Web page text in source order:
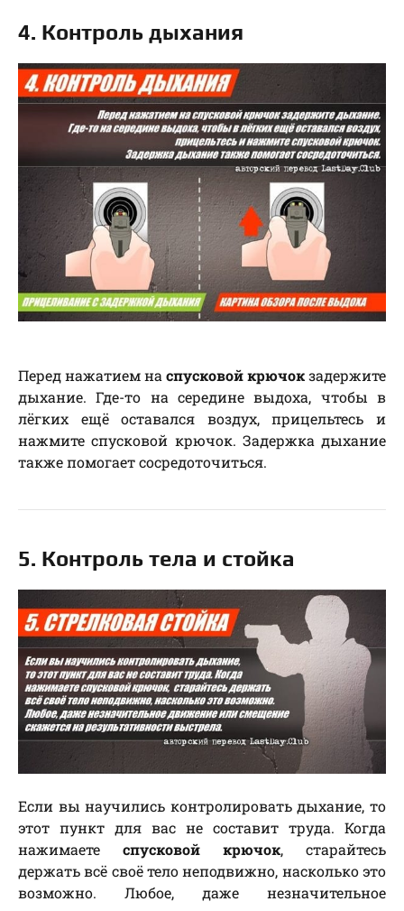
4. Контроль дыхания
Перед нажатием на спусковой крючокзадержите
дыхание. Где-то на середине выдоха, чтобы в
лёгких ещё оставался воздух, прицельтесь и
нажмите спусковой крючок. Задержка дыхание
также помогает сосредоточиться.
5. Контроль тела и стойка
Если вы научились контролировать дыхание, то
этот пункт для вас не составит труда. Когда
нажимаете спусковой крючок, старайтесь
держать всё своё тело неподвижно, насколько это
возможно. Любое, даже незначительное